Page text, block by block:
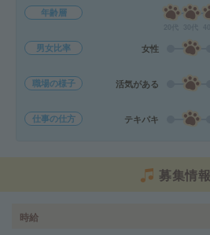
年齢層
男女比率 女性
職場の様子 活気がある
仕事の仕方 テキパキ
募集情報
時給